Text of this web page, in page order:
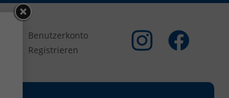
Benutzerkonto
Registrieren